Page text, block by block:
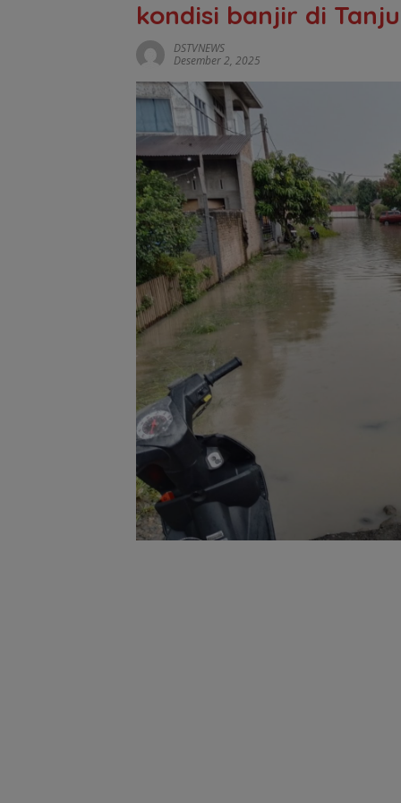
kondisi banjir di
DSTVNEWS
Desember 2, 2025